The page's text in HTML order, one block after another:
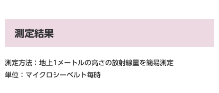
測定結果
測定方法：地上1メートルの高さの放射線量を簡易測定
単位：マイクロシーベルト毎時